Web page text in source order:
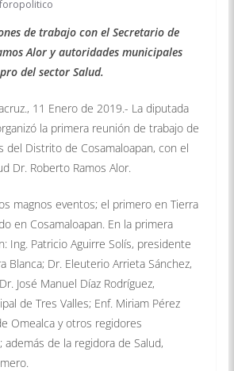
foropolitico
de trabajo con el Secretario de
Alor y autoridades municipales
del sector Salud.
11 Enero de 2019.- La diputada
la primera reunión de trabajo de
del Distrito de Cosamaloapan, con el
Dr. Roberto Ramos Alor.
magnos eventos; el primero en Tierra
en Cosamaloapan. En la primera
Ing. Patricio Aguirre Solís, presidente
Blanca; Dr. Eleuterio Arrieta Sánchez,
José Manuel Díaz Rodríguez,
de Tres Valles; Enf. Miriam Pérez
Omealca y otros regidores
de la regidora de Salud,